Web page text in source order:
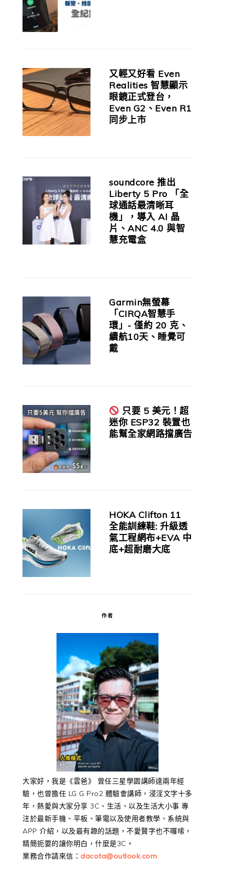
又輕又好看 Even
Realities 智慧顯示
眼鏡正式登台，
Even G2、Even R1
同步上市
soundcore 推出
Liberty 5 Pro 「全
球通話最清晰耳
機」，導入 AI 晶
片、ANC 4.0 與智
慧充電盒
Garmin無螢幕
「CIRQA智慧手
環」- 僅約 20 克、
續航10天、睡覺可
戴
只要 5 美元！超
迷你 ESP32 裝置也
能幫全家網路擋廣告
HOKA Clifton 11
全能訓練鞋: 升級透
氣工程網布+EVA 中
底+超耐磨大底
作者
大家好，我是《雲爸》 曾任三星學園講師達兩年經
驗，也曾擔任 LG G Pro2 體驗會講師，浸淫文字十多
年，熱愛與大家分享 3C、生活、以及生活大小事 專
注於最新手機、平板、筆電以及使用者教學、系統與
APP 介紹，以及最有趣的話題，不愛贅字也不囉嗦，
精簡扼要的讓你明白，什麼是3C。
業務合作請來信： dacota@outlook.com